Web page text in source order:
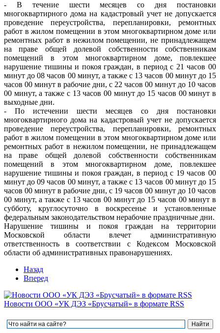
- В течение шести месяцев со дня постановки
многоквартирного дома на кадастровый учет не допускается
проведение переустройства, перепланировки, ремонтных
работ в жилом помещении в этом многоквартирном доме или
ремонтных работ в нежилом помещении, не принадлежащем
на праве общей долевой собственности собственникам
помещений в этом многоквартирном доме, повлекшее
нарушение тишины и покоя граждан, в период с 21 часов 00
минут до 08 часов 00 минут, а также с 13 часов 00 минут до 15
часов 00 минут в рабочие дни, с 22 часов 00 минут до 10 часов
00 минут, а также с 13 часов 00 минут до 15 часов 00 минут в
выходные дни.
- По истечении шести месяцев со дня постановки
многоквартирного дома на кадастровый учет не допускается
проведение переустройства, перепланировки, ремонтных
работ в жилом помещении в этом многоквартирном доме или
ремонтных работ в нежилом помещении, не принадлежащем
на праве общей долевой собственности собственникам
помещений в этом многоквартирном доме, повлекшее
нарушение тишины и покоя граждан, в период с 19 часов 00
минут до 09 часов 00 минут, а также с 13 часов 00 минут до 15
часов 00 минут в рабочие дни, с 19 часов 00 минут до 10 часов
00 минут, а также с 13 часов 00 минут до 15 часов 00 минут в
субботу, круглосуточно в воскресенье и установленные
федеральным законодательством нерабочие праздничные дни.
Нарушение тишины и покоя граждан на территории
Московской области влечет административную
ответственность в соответствии с Кодексом Московской
области об административных правонарушениях.
Назад
Вперед
Новости ООО «УК ДЭЗ «Брусчатый» в формате RSS